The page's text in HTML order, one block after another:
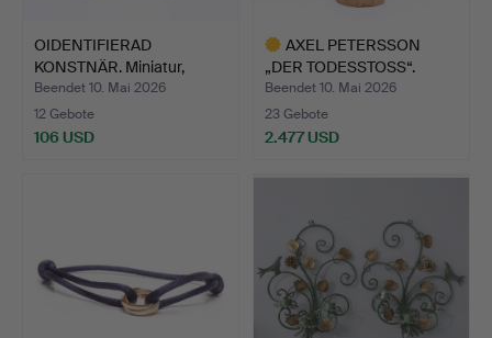
OIDENTIFIERAD
KONSTNÄR. Miniatur,
Mischtec…
Beendet 10. Mai 2026
12 Gebote
106 USD
AXEL PETERSSON
„DER TODESSTOSS“.
Skulptur,…
Beendet 10. Mai 2026
23 Gebote
2.477 USD